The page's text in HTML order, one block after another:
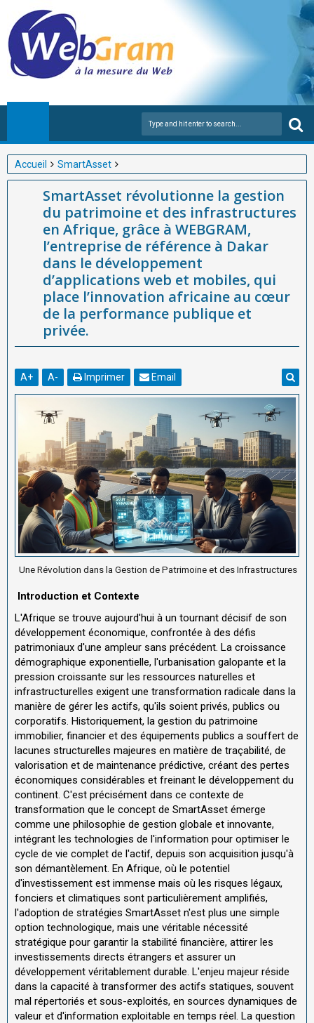
Accueil
SmartAsset
SmartAsset révolutionne la gestion du patrimoine et des
infrastructures en Afrique, grâce à WEBGRAM, l’entreprise de
référence à Dakar dans le développement d’applications web et
mobiles, qui place l’innovation africaine au cœur de la
performance publique et privée.
SmartAsset révolutionne la gestion
du patrimoine et des infrastructures
en Afrique, grâce à WEBGRAM,
l’entreprise de référence à Dakar
dans le développement
d’applications web et mobiles, qui
place l’innovation africaine au cœur
de la performance publique et
privée.
A+ A- Imprimer Email
Une Révolution dans la Gestion de Patrimoine et des Infrastructures
Introduction et Contexte
L'Afrique se trouve aujourd'hui à un tournant décisif de son
développement économique, confrontée à des défis
patrimoniaux d'une ampleur sans précédent. La croissance
démographique exponentielle, l'urbanisation galopante et la
pression croissante sur les ressources naturelles et
infrastructurelles exigent une transformation radicale dans la
manière de gérer les actifs, qu'ils soient privés, publics ou
corporatifs. Historiquement, la gestion du patrimoine
immobilier, financier et des équipements publics a souffert de
lacunes structurelles majeures en matière de traçabilité, de
valorisation et de maintenance prédictive, créant des pertes
économiques considérables et freinant le développement du
continent. C'est précisément dans ce contexte de
transformation que le concept de SmartAsset émerge
comme une philosophie de gestion globale et innovante,
intégrant les technologies de l'information pour optimiser le
cycle de vie complet de l'actif, depuis son acquisition jusqu'à
son démantèlement. En Afrique, où le potentiel
d'investissement est immense mais où les risques légaux,
fonciers et climatiques sont particulièrement amplifiés,
l'adoption de stratégies SmartAsset n'est plus une simple
option technologique, mais une véritable nécessité
stratégique pour garantir la stabilité financière, attirer les
investissements directs étrangers et assurer un
développement véritablement durable. L'enjeu majeur réside
dans la capacité à transformer des actifs statiques, souvent
mal répertoriés et sous-exploités, en sources dynamiques de
valeur et d'information exploitable en temps réel. La question